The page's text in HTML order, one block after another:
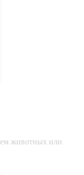
животных или